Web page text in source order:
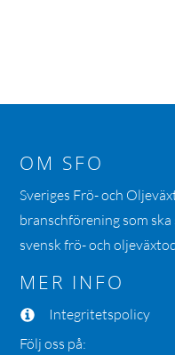
OM SFO
Sveriges Frö- och
branschförening som
svensk frö- och
MER INFO
Integritetspolicy
Följ oss på: